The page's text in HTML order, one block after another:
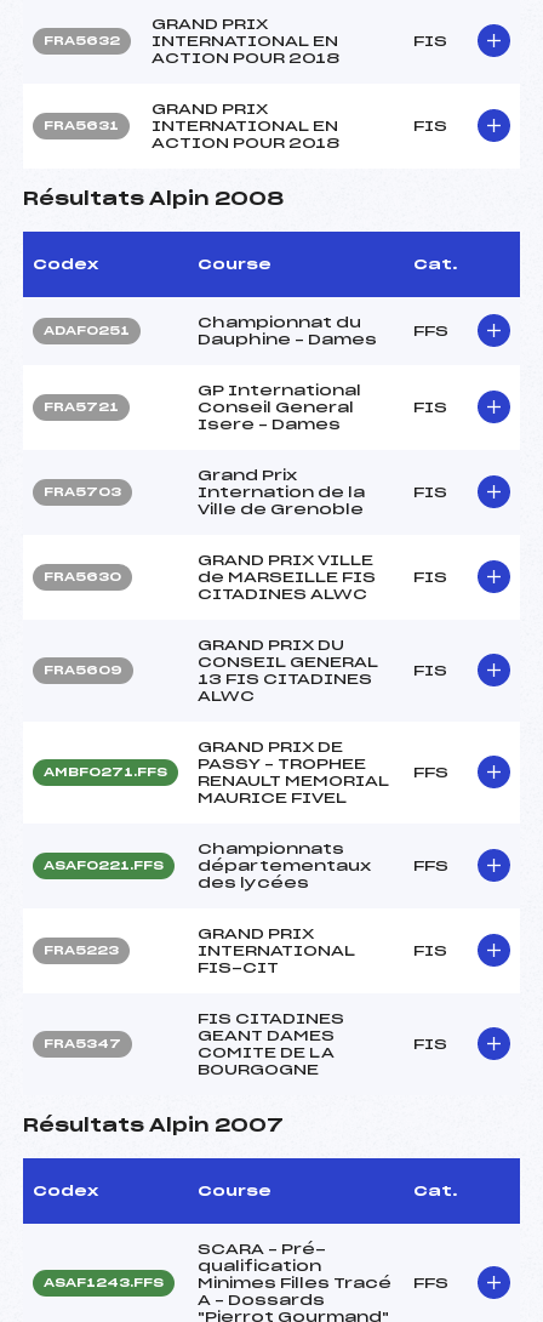
FRA5632
GRAND PRIX
INTERNATIONAL EN
ACTION POUR 2018
FIS
FRA5631
GRAND PRIX
INTERNATIONAL EN
ACTION POUR 2018
FIS
Résultats Alpin 2008
Codex Course Cat.
ADAF0251
Championnat du
Dauphine – Dames
FFS
FRA5721
GP International
Conseil General
Isere – Dames
FIS
FRA5703
Grand Prix
Internation de la
Ville de Grenoble
FIS
FRA5630
GRAND PRIX VILLE
de MARSEILLE FIS
CITADINES ALWC
FIS
FRA5609
GRAND PRIX DU
CONSEIL GENERAL
13 FIS CITADINES
ALWC
FIS
AMBF0271.FFS
GRAND PRIX DE
PASSY – TROPHEE
RENAULT MEMORIAL
MAURICE FIVEL
FFS
ASAF0221.FFS
Championnats
départementaux
des lycées
FFS
FRA5223
GRAND PRIX
INTERNATIONAL
FIS-CIT
FIS
FRA5347
FIS CITADINES
GEANT DAMES
COMITE DE LA
BOURGOGNE
FIS
Résultats Alpin 2007
Codex Course Cat.
ASAF1243.FFS
SCARA – Pré-
qualification
Minimes Filles Tracé
A – Dossards
"Pierrot Gourmand"
FFS